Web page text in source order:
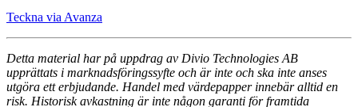
Teckna via Avanza
Detta material har på uppdrag av Divio Technologies AB
upprättats i marknadsföringssyfte och är inte och ska inte anses
utgöra ett erbjudande. Handel med värdepapper innebär alltid en
risk. Historisk avkastning är inte någon garanti för framtida